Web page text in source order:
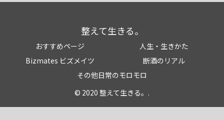
整えて生きる。
おすすめページ
人生・生きかた
Bizmates ビズメイツ
断酒のリアル
その他日常のモロモロ
© 2020 整えて生きる。.